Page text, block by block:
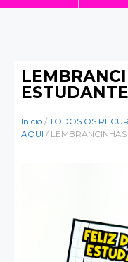
ESTUDANTE
Início / TODOS OS
AQUI /